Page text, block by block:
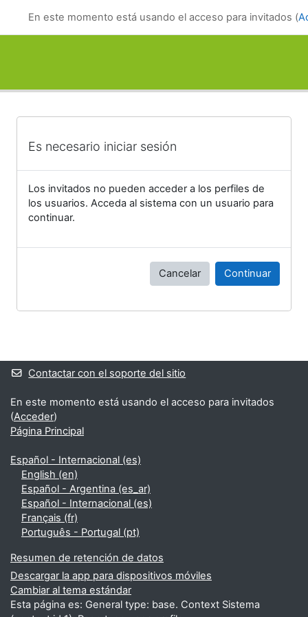
En este momento está usando el acceso para invitados (
Es necesario iniciar sesión
Los invitados no pueden acceder a los perfiles de
los usuarios. Acceda al sistema con un usuario para
continuar.
Cancelar Continuar
Bloques suplementarios
Contactar con el soporte del sitio
En este momento está usando el acceso para invitados
(Acceder)
Página Principal
Español - Internacional ‎(es)‎
English ‎(en)‎
Español - Argentina ‎(es_ar)‎
Español - Internacional ‎(es)‎
Français ‎(fr)‎
Português - Portugal ‎(pt)‎
Resumen de retención de datos
Descargar la app para dispositivos móviles
Cambiar al tema estándar
Esta página es: General type: base. Context Sistema